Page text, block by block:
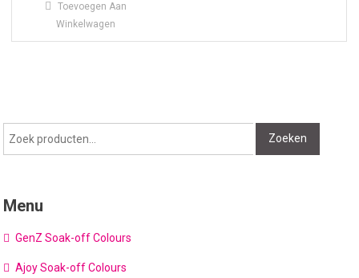
Toevoegen Aan
Winkelwagen
Zoeken
naar:
Zoeken
Menu
GenZ Soak-off Colours
Ajoy Soak-off Colours